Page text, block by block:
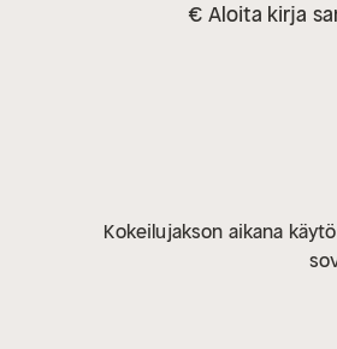
Aloita kirja
Kokeilujakson aikana